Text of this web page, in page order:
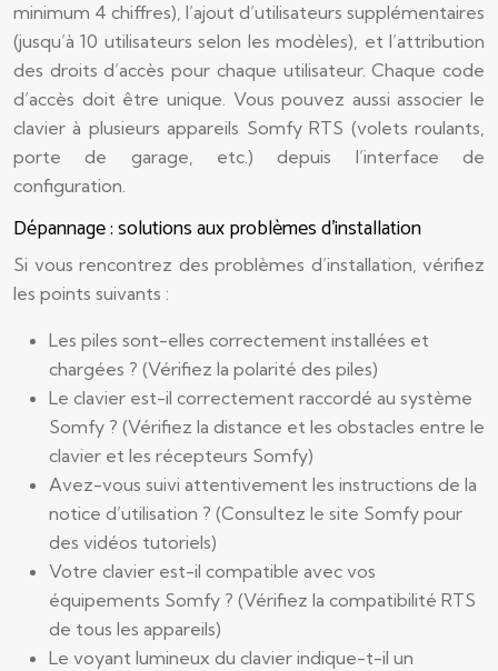
minimum 4 chiffres), l’ajout d’utilisateurs supplémentaires
(jusqu’à 10 utilisateurs selon les modèles), et l’attribution
des droits d’accès pour chaque utilisateur. Chaque code
d’accès doit être unique. Vous pouvez aussi associer le
clavier à plusieurs appareils Somfy RTS (volets roulants,
porte de garage, etc.) depuis l’interface de
configuration.
Dépannage : solutions aux problèmes d’installation
Si vous rencontrez des problèmes d’installation, vérifiez
les points suivants :
Les piles sont-elles correctement installées et
chargées ? (Vérifiez la polarité des piles)
Le clavier est-il correctement raccordé au système
Somfy ? (Vérifiez la distance et les obstacles entre le
clavier et les récepteurs Somfy)
Avez-vous suivi attentivement les instructions de la
notice d’utilisation ? (Consultez le site Somfy pour
des vidéos tutoriels)
Votre clavier est-il compatible avec vos
équipements Somfy ? (Vérifiez la compatibilité RTS
de tous les appareils)
Le voyant lumineux du clavier indique-t-il un